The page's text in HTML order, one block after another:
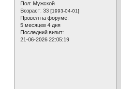
Пол: Мужской
Возраст: 33 [1993-04-01]
Провел на форуме:
5 месяцев 4 дня
Последний визит:
21-06-2026 22:05:19